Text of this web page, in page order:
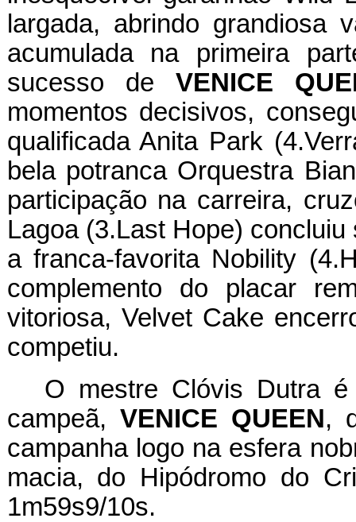
largada, abrindo grandiosa
acumulada na primeira
sucesso deVENICE
momentos decisivos,
qualificada Anita Park
bela potranca Orquestra
participação na carreira,
Lagoa (3.Last Hope)
a franca-favorita Nobility
complemento do placar
vitoriosa, Velvet Cake
competiu.
O mestre Clóvis Dutra
campeã, VENICE QUEEN,
campanha logo na esfera
macia, do Hipódromo do
1m59s9/10s.